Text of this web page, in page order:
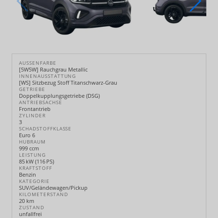
AUSSENFARBE
[5W5W] Rauchgrau Metallic
INNENAUSSTATTUNG
[WS] Sitzbezug Stoff Titanschwarz-Grau
GETRIEBE
Doppelkupplungsgetriebe (DSG)
ANTRIEBSACHSE
Frontantrieb
ZYLINDER
3
SCHADSTOFFKLASSE
Euro 6
HUBRAUM
999 ccm
LEISTUNG
85 kW (116 PS)
KRAFTSTOFF
Benzin
KATEGORIE
SUV/Geländewagen/Pickup
KILOMETERSTAND
20 km
ZUSTAND
unfallfrei